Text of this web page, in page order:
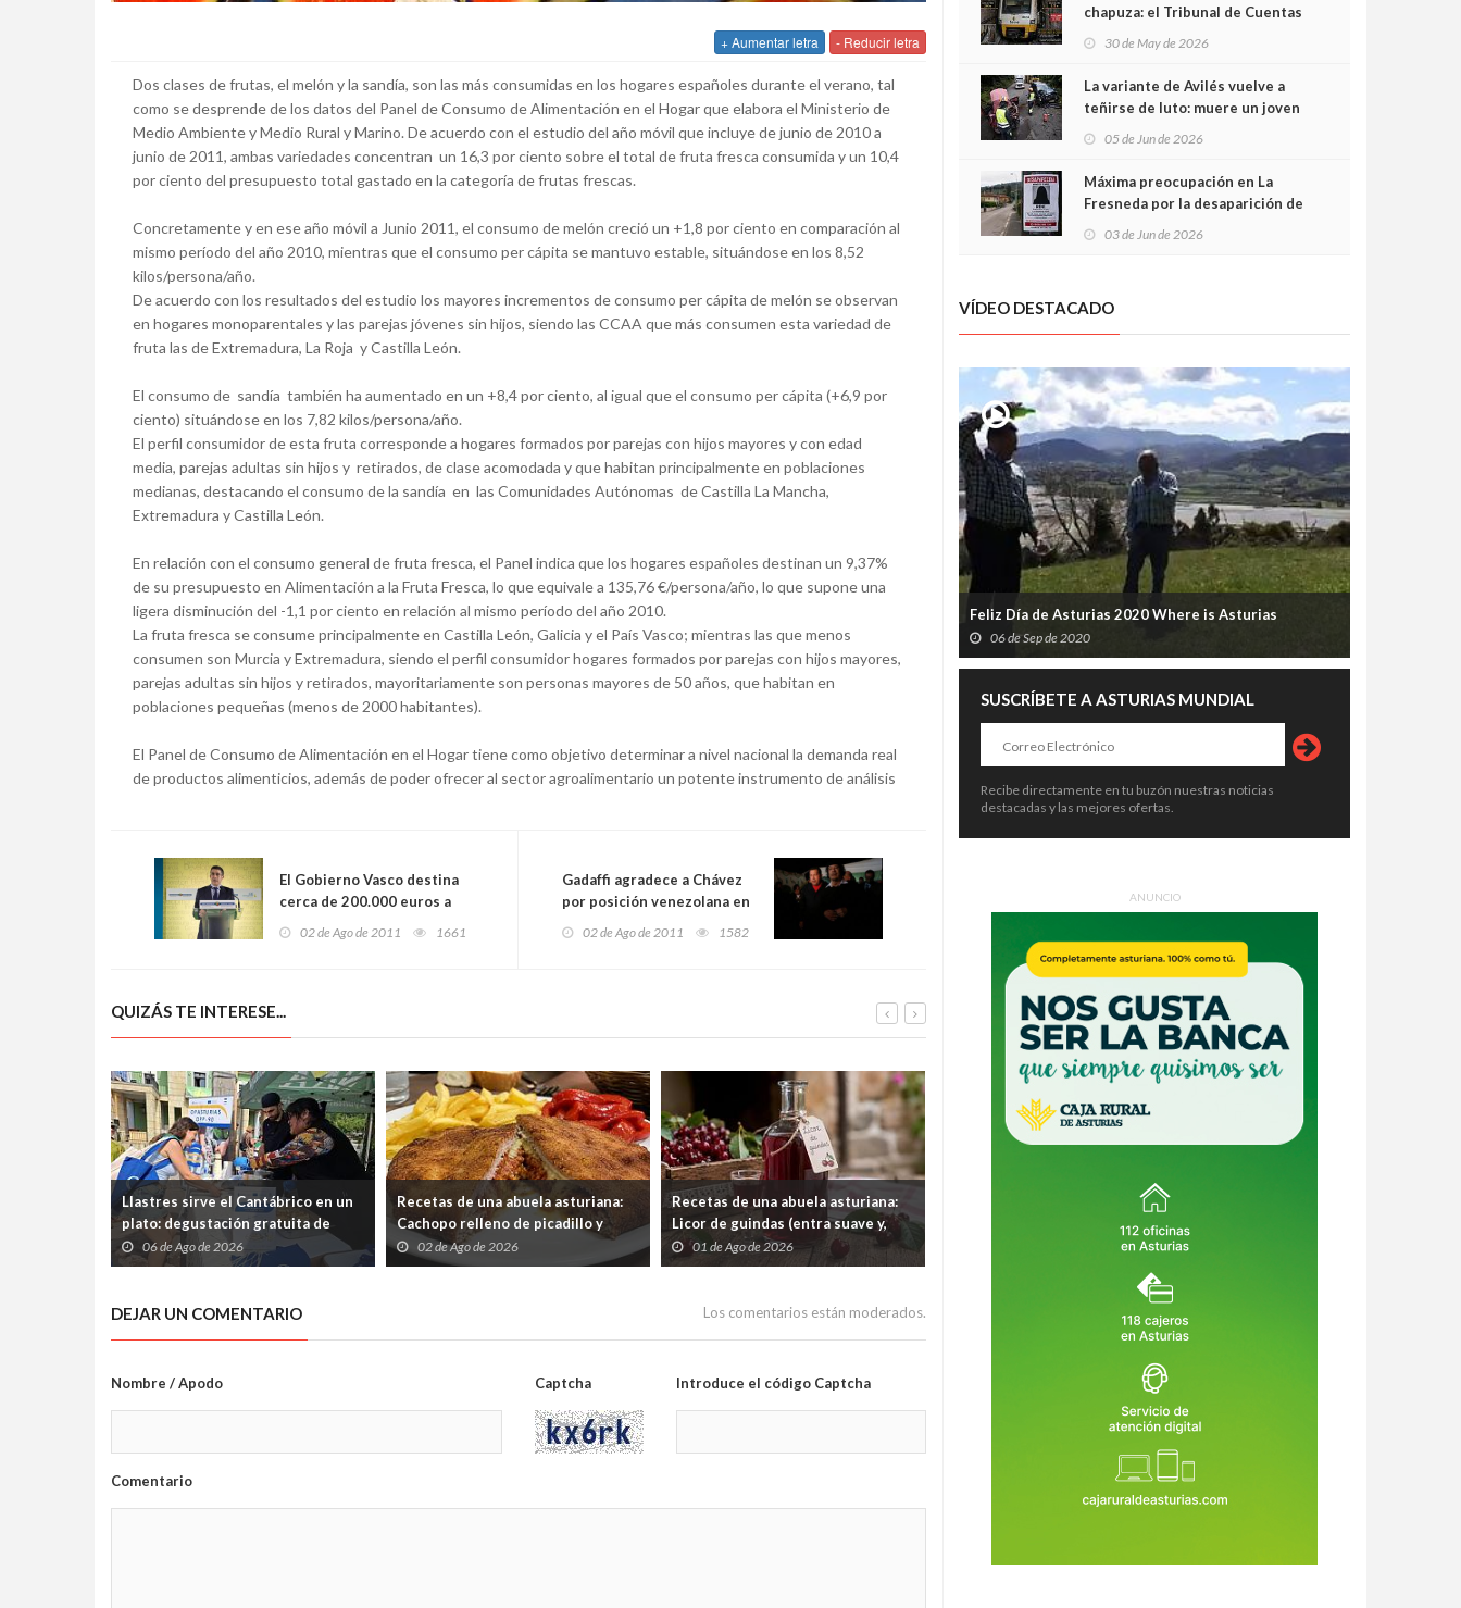
+ Aumentar letra - Reducir letra
Dos clases de frutas, el melón y la sandía, son las más consumidas en los hogares españoles durante el verano, tal
como se desprende de los datos del Panel de Consumo de Alimentación en el Hogar que elabora el Ministerio de
Medio Ambiente y Medio Rural y Marino. De acuerdo con el estudio del año móvil que incluye de junio de 2010 a
junio de 2011, ambas variedades concentran un 16,3 por ciento sobre el total de fruta fresca consumida y un 10,4
por ciento del presupuesto total gastado en la categoría de frutas frescas.
Concretamente y en ese año móvil a Junio 2011, el consumo de melón creció un +1,8 por ciento en comparación al
mismo período del año 2010, mientras que el consumo per cápita se mantuvo estable, situándose en los 8,52
kilos/persona/año.
De acuerdo con los resultados del estudio los mayores incrementos de consumo per cápita de melón se observan
en hogares monoparentales y las parejas jóvenes sin hijos, siendo las CCAA que más consumen esta variedad de
fruta las de Extremadura, La Roja y Castilla León.
El consumo de sandía también ha aumentado en un +8,4 por ciento, al igual que el consumo per cápita (+6,9 por
ciento) situándose en los 7,82 kilos/persona/año.
El perfil consumidor de esta fruta corresponde a hogares formados por parejas con hijos mayores y con edad
media, parejas adultas sin hijos y retirados, de clase acomodada y que habitan principalmente en poblaciones
medianas, destacando el consumo de la sandía en las Comunidades Autónomas de Castilla La Mancha,
Extremadura y Castilla León.
En relación con el consumo general de fruta fresca, el Panel indica que los hogares españoles destinan un 9,37%
de su presupuesto en Alimentación a la Fruta Fresca, lo que equivale a 135,76 €/persona/año, lo que supone una
ligera disminución del -1,1 por ciento en relación al mismo período del año 2010.
La fruta fresca se consume principalmente en Castilla León, Galicia y el País Vasco; mientras las que menos
consumen son Murcia y Extremadura, siendo el perfil consumidor hogares formados por parejas con hijos mayores,
parejas adultas sin hijos y retirados, mayoritariamente son personas mayores de 50 años, que habitan en
poblaciones pequeñas (menos de 2000 habitantes).
El Panel de Consumo de Alimentación en el Hogar tiene como objetivo determinar a nivel nacional la demanda real
de productos alimenticios, además de poder ofrecer al sector agroalimentario un potente instrumento de análisis
El Gobierno Vasco destina
cerca de 200.000 euros a
paliar la hambruna en el
Cuerno de África
02 de Ago de 2011 1661
Gadaffi agradece a Chávez
por posición venezolana en
respaldo al pueblo libio
02 de Ago de 2011 1582
QUIZÁS TE INTERESE...
Llastres sirve el Cantábrico en un
plato: degustación gratuita de
merluza a la sidra en el Mercáu
Marineru
06 de Ago de 2026
Recetas de una abuela asturiana:
Cachopo relleno de picadillo y
Cabrales (para comer y quedar en
silencio)
02 de Ago de 2026
Recetas de una abuela asturiana:
Licor de guindas (entra suave y,
cuando quieres darte cuenta, tas
contando secretos familiares de
01 de Ago de 2026
El queso más caro del mundo lanza
un grito de auxilio: Cabrales teme
por el futuro de su gran símbolo
DEJAR UN COMENTARIO Los comentarios están moderados.
Nombre / Apodo Captcha Introduce el código Captcha
Comentario
chapuza: el Tribunal de Cuentas
sobrecoste de los trenes que no
cabían por los túneles
30 de May de 2026
La variante de Avilés vuelve a
teñirse de luto: muere un joven
05 de Jun de 2026
Máxima preocupación en La
Fresneda por la desaparición de
03 de Jun de 2026
VÍDEO DESTACADO
Feliz Día de Asturias 2020 Where is Asturias
06 de Sep de 2020
SUSCRÍBETE A ASTURIAS MUNDIAL
Recibe directamente en tu buzón nuestras noticias
destacadas y las mejores ofertas.
ANUNCIO